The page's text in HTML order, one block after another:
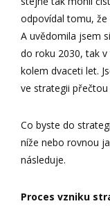
odpovídal tomu, že
A uvědomila jsem
do roku 2030, tak
kolem dvaceti let.
ve strategii
Co byste do
níže nebo rovnou
následuje.
Proces vzniku